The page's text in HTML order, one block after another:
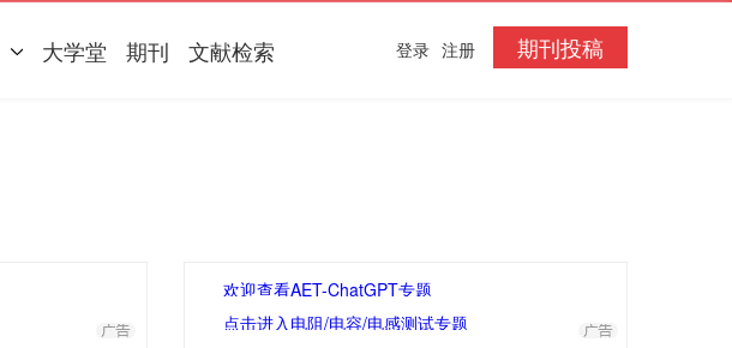
大学堂 期刊 文献检索 期刊投稿
登录 注册
欢迎查看AET-ChatGPT专题
点击进入电阻/电容/电感测试专题